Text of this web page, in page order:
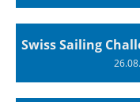
Swiss Sailing